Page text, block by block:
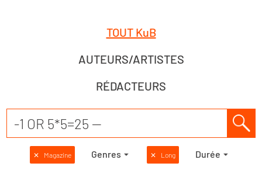
TOUT KuB
AUTEURS/ARTISTES
RÉDACTEURS
✕ Magazine Genres ✕ Long Durée